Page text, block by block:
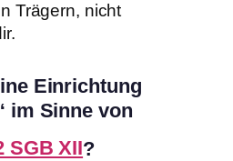
Trägern, nicht
Einrichtung
im Sinne von
SGB XII?